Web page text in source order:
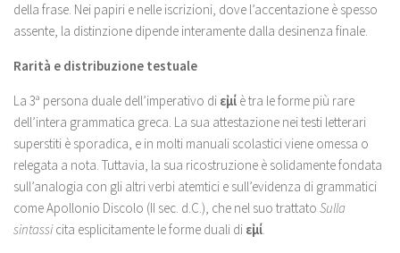
della frase. Nei papiri e nelle iscrizioni, dove l’accentazione è spesso
assente, la distinzione dipende interamente dalla desinenza finale.
Rarità e distribuzione testuale
La 3ª persona duale dell’imperativo di εἰμί è tra le forme più rare
dell’intera grammatica greca. La sua attestazione nei testi letterari
superstiti è sporadica, e in molti manuali scolastici viene omessa o
relegata a nota. Tuttavia, la sua ricostruzione è solidamente fondata
sull’analogia con gli altri verbi atemtici e sull’evidenza di grammatici
come Apollonio Discolo (II sec. d.C.), che nel suo trattato Sulla
sintassicita esplicitamente le forme duali di εἰμί.